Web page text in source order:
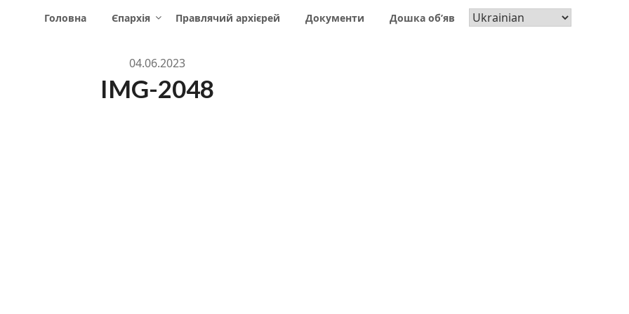
Головна Єпархія Правлячий архієрей Документи Дошка об’яв
04.06.2023
IMG-2048